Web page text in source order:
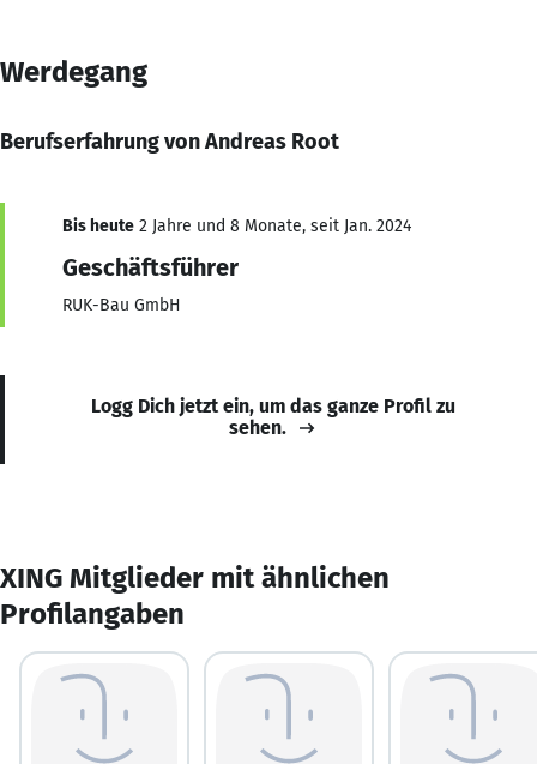
Werdegang
Berufserfahrung von Andreas Root
Bis heute 2 Jahre und 8 Monate, seit Jan. 2024
Geschäftsführer
RUK-Bau GmbH
Logg Dich jetzt ein, um das ganze Profil zu
sehen.
XING Mitglieder mit ähnlichen
Profilangaben